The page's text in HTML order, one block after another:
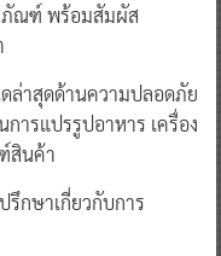
ภัณฑ์ พร้อมสัมผัส
ล่าสุดด้านความปลอดภัย
ารแปรรูปอาหาร เครื่อง
สินค้า
กษาเกี่ยวกับการ